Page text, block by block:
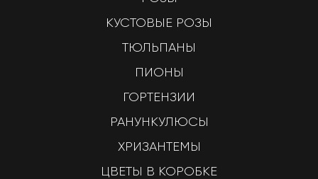
КУСТОВЫЕ РОЗЫ
ТЮЛЬПАНЫ
ПИОНЫ
ГОРТЕНЗИИ
РАНУНКУЛЮСЫ
ХРИЗАНТЕМЫ
ЦВЕТЫ В КОРОБКЕ